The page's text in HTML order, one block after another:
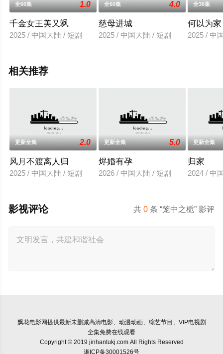
全66集 1.0
千金女王美又飒
2025 / 中国大陆 / 短剧
全60集 4.0
慈母进城
2025 / 中国大陆 / 短剧
全36集
何以为家
2025 / 中
相关推荐
更新全集 2.0
风月不渡离人归
2025 / 中国大陆 / 短剧
更新全集 5.0
烬婚有孕
2026 / 中国大陆 / 短剧
更新全集
归家
2024 / 中
共0 条 “笼中之栀” 影评
影视评论
飘花电影网提供最新未删减高清电影、动漫动画、综艺节目、VIP电视剧
全集免费在线观看
Copyright © 2019 jinhantukj.com All Rights Reserved
湘ICP备30001526号